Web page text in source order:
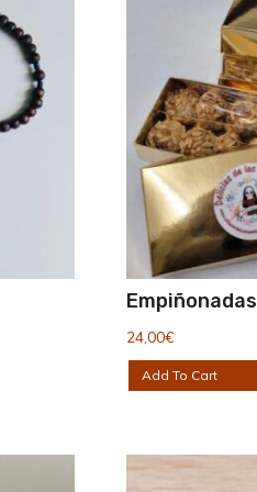
Empiñonadas
24,00€
Add To Cart